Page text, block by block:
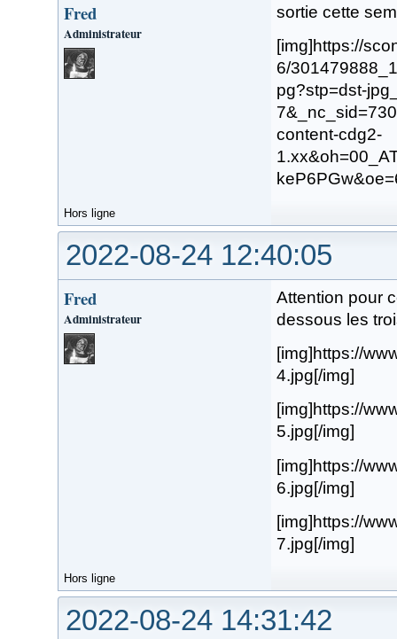
Fred
Administrateur
sortie cette
[img]https://
6/
pg?stp=dst-
content-cdg2-
Hors ligne
2022-08-24 12:40:05
Fred
Administrateur
Attention pour
dessous les
[img]https://
4.jpg[/img]
[img]https://
5.jpg[/img]
[img]https://
6.jpg[/img]
[img]https://
7.jpg[/img]
Hors ligne
2022-08-24 14:31:42